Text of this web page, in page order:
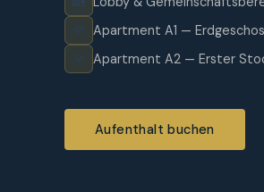
🌹
Apartment A1 —
🌹
Apartment A2 — Erster
Aufenthalt buchen